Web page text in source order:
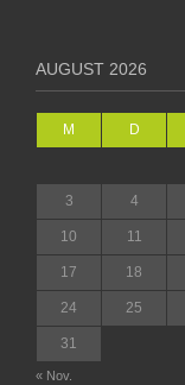
AUGUST 2026
M D
3 4
10 11
17 18
24 25
31
« Nov.